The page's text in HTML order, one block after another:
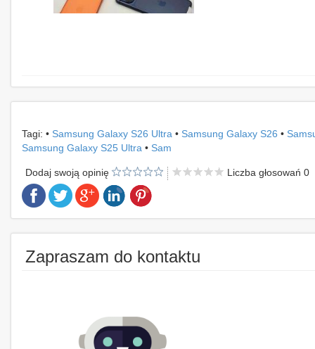
Tagi: • Samsung Galaxy S26 Ultra • Samsung Galaxy S26 •
Samsung Galaxy S25 Ultra • Sam
Dodaj swoją opinię Liczba głosowań 0
Zapraszam do kontaktu